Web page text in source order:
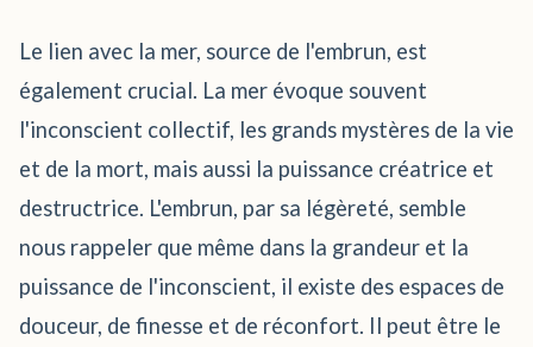
Le lien avec la mer, source de l'embrun, est
également crucial. La mer évoque souvent
l'inconscient collectif, les grands mystères de la vie
et de la mort, mais aussi la puissance créatrice et
destructrice. L'embrun, par sa légèreté, semble
nous rappeler que même dans la grandeur et la
puissance de l'inconscient, il existe des espaces de
douceur, de finesse et de réconfort. Il peut être le